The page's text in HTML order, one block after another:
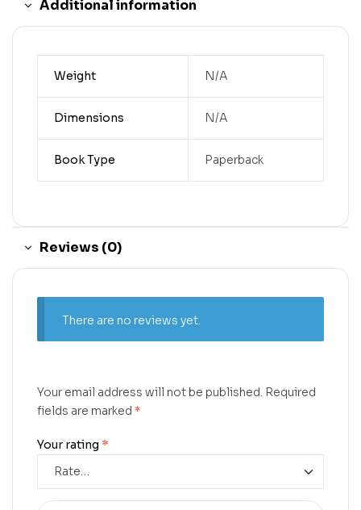
Additional information
Weight N/A
Dimensions N/A
Book Type Paperback
Reviews (0)
There are no reviews yet.
Your email address will not be published. Required
fields are marked *
Your rating *